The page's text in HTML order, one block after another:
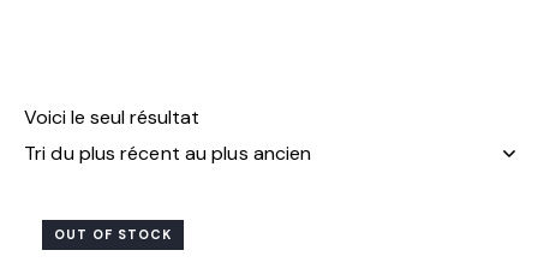
Voici le seul résultat
OUT OF STOCK